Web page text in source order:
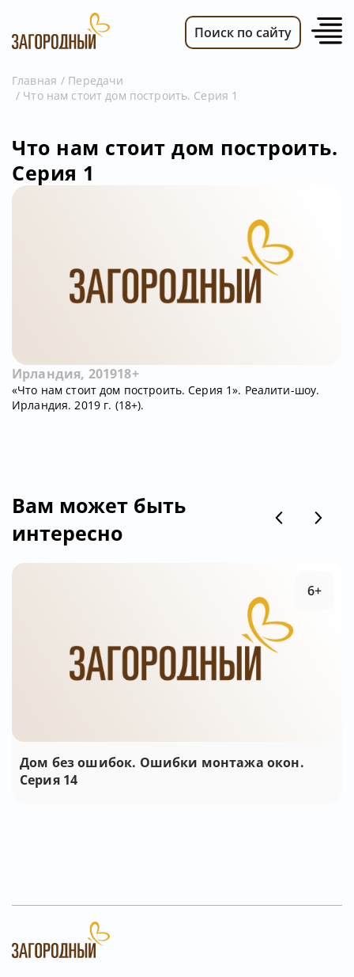
ПЕРЕДАЧИ
РЕКЛАМОДАТЕЛЯМ
Поиск по сайту
Главная
Передачи
Что нам стоит дом построить. Серия 1
Что нам стоит дом построить.
Серия 1
Ирландия, 201918+
«Что нам стоит дом построить. Серия 1». Реалити-шоу.
Ирландия. 2019 г. (18+).
Вам может быть
интересно
Дом без ошибок. Ошибки монтажа окон.
Серия 14
6+